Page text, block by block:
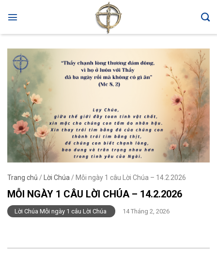
Trang chủ / Lời Chúa / Mỗi ngày 1 câu Lời Chúa – 14.2.2026
MỖI NGÀY 1 CÂU LỜI CHÚA – 14.2.2026
Lời Chúa Mỗi ngày 1 câu Lời Chúa 14 Tháng 2, 2026